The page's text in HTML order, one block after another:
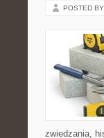
POSTED
zwiedzania,